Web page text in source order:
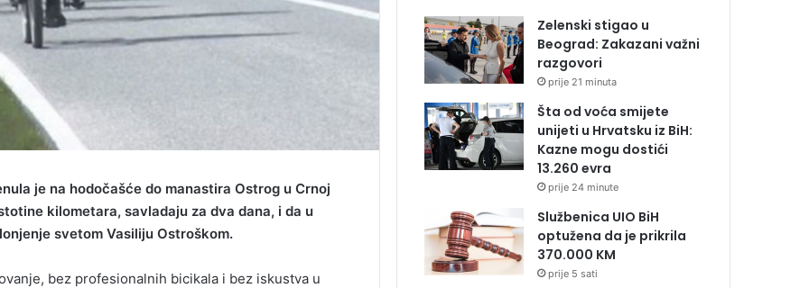
je na hodočašće do manastira Ostrog u Crnoj
kilometara, savladaju za dva dana, i da u
svetom Vasiliju Ostroškom.
bez profesionalnih bicikala i bez iskustva u
Zelenski stigao u
Beograd: Zakazani važni
razgovori
prije 21 minuta
Šta od voća smijete
unijeti u Hrvatsku iz BiH:
Kazne mogu dostići
13.260 evra
prije 24 minute
Službenica UIO BiH
optužena da je prikrila
370.000 KM
prije 5 sati